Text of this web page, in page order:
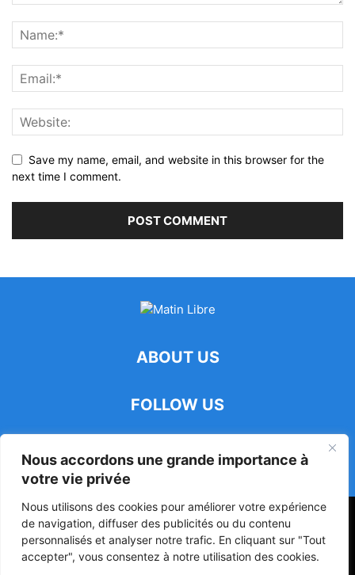
Nous accordons une grande importance à
votre vie privée
Nous utilisons des cookies pour améliorer votre expérience
de navigation, diffuser des publicités ou du contenu
personnalisés et analyser notre trafic. En cliquant sur "Tout
accepter", vous consentez à notre utilisation des cookies.
Save my name, email, and website in this browser for the
next time I comment.
ABOUT US
FOLLOW US
47ᵉ Assemblée Mondiale sur la Protection de la Vie Privée: Me
Luciano Hounkponou représente le Bénin à Séoul